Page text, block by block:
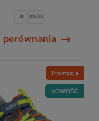
31 32/33
porównania
Promocja
NOWOŚĆ